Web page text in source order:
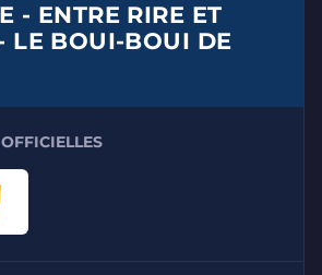
- ENTRE RIRE ET
LE BOUI-BOUI DE